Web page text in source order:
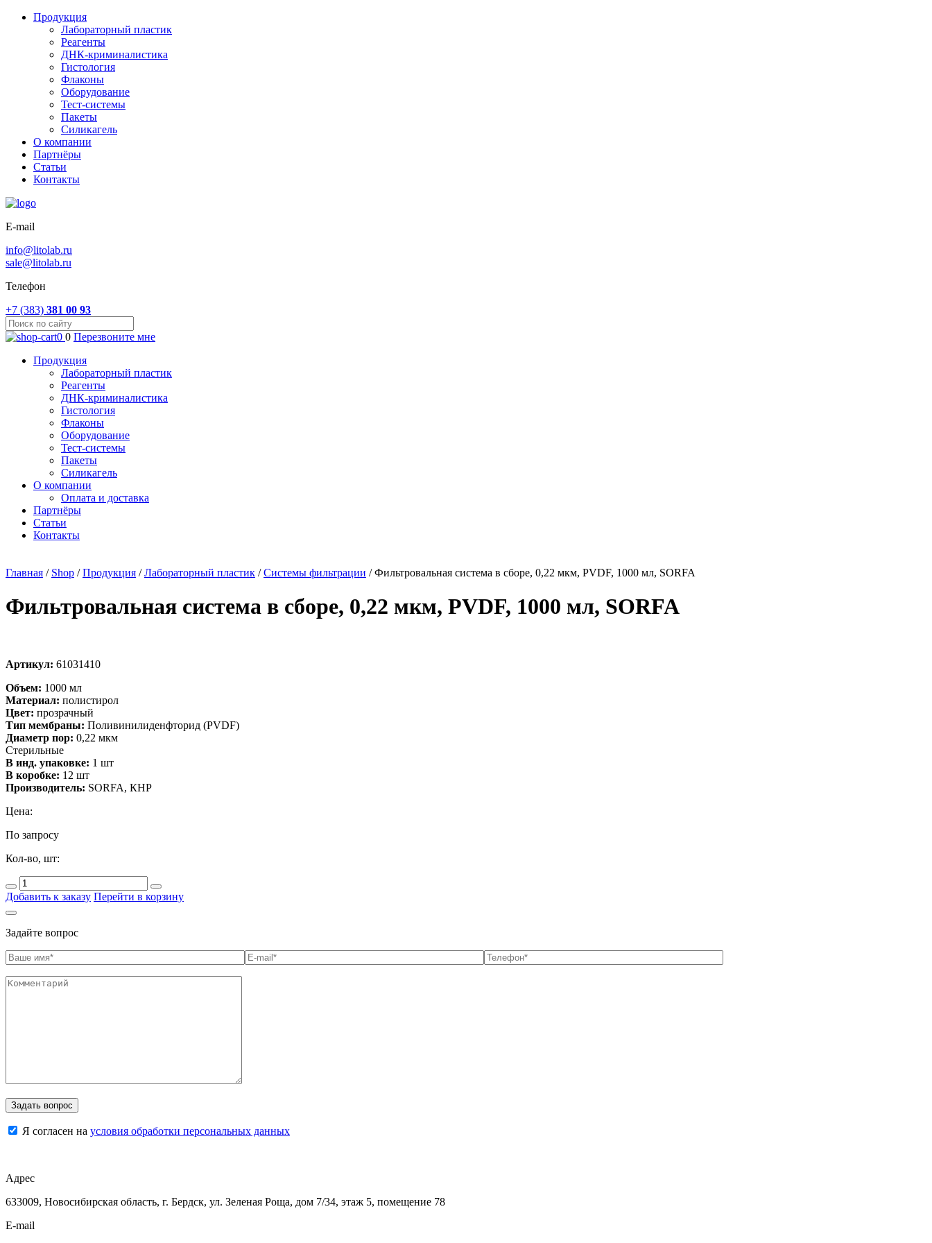
Продукция
Лабораторный пластик
Реагенты
ДНК-криминалистика
Гистология
Флаконы
Оборудование
Тест-системы
Пакеты
Силикагель
О компании
Партнёры
Статьи
Контакты
E-mail
info@litolab.ru
sale@litolab.ru
Телефон
+7 (383) 381 00 93
0 0 Перезвоните мне
Продукция
Лабораторный пластик
Реагенты
ДНК-криминалистика
Гистология
Флаконы
Оборудование
Тест-системы
Пакеты
Силикагель
О компании
Оплата и доставка
Партнёры
Статьи
Контакты
Главная / Shop /Продукция /Лабораторный пластик /Системы фильтрации /Фильтровальная система в сборе, 0,22 мкм, PVDF, 1000 мл, SORFA
Фильтровальная система в сборе, 0,22 мкм, PVDF, 1000 мл, SORFA
Артикул: 61031410
Объем: 1000 мл
Материал: полистирол
Цвет: прозрачный
Тип мембраны: Поливинилиденфторид (PVDF)
Диаметр пор: 0,22 мкм
Стерильные
В инд. упаковке: 1 шт
В коробке: 12 шт
Производитель: SORFA, КНР
Цена:
По запросу
Кол-во, шт:
Добавить к заказу Перейти в корзину
Задайте вопрос
Я согласен на условия обработки персональных данных
Адрес
633009, Новосибирская область, г. Бердск, ул. Зеленая Роща, дом 7/34, этаж 5, помещение 78
E-mail